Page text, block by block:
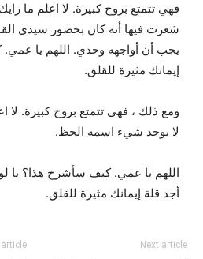
فهي تتمتع بروح كبيرة. لا اعلم ما
شعرت فيها أنه كان بحضور سيدي
يجب أن أواجهه وحدي. اللهم يا
إيمانك مثيرة للقلق.
ومع ذلك ، فهي تتمتع بروح كبيرة. لا
لا يوجد شيء اسمه الحظ.
اللهم يا عمي. كيف سأشرح هذا؟ يا
أجد قلة إيمانك مثيرة للقلق.
Next article